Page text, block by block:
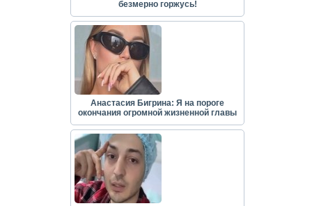
безмерно горжусь!
Анастасия Бигрина: Я на пороге
окончания огромной жизненной главы